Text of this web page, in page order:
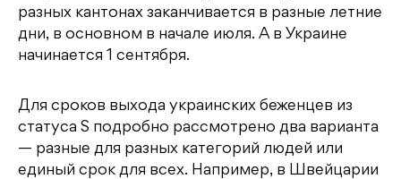
разных кантонах заканчивается в разные летние
дни, в основном в начале июля. А в Украине
начинается 1 сентября.
Для сроков выхода украинских беженцев из
статуса S подробно рассмотрено два варианта
— разные для разных категорий людей или
единый срок для всех. Например, в Швейцарии